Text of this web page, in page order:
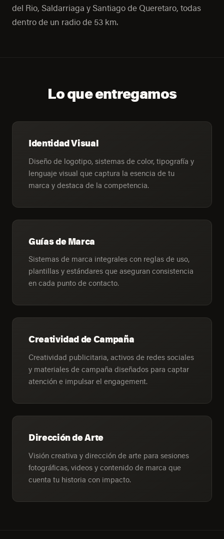
del Rio, Saldarriaga y Santiago de Queretaro, todas
dentro de un radio de 53 km.
Lo que entregamos
Identidad Visual
Diseño de logotipo, sistemas de color, tipografía y
lenguaje visual que captura la esencia de tu
marca y destaca de la competencia.
Guías de Marca
Sistemas de marca integrales con reglas de uso,
plantillas y estándares que aseguran consistencia
en cada punto de contacto.
Creatividad de Campaña
Creatividad publicitaria, activos de redes sociales
y materiales de campaña diseñados para captar
atención e impulsar el engagement.
Dirección de Arte
Visión creativa y dirección de arte para sesiones
fotográficas, videos y contenido de marca que
cuenta tu historia con impacto.